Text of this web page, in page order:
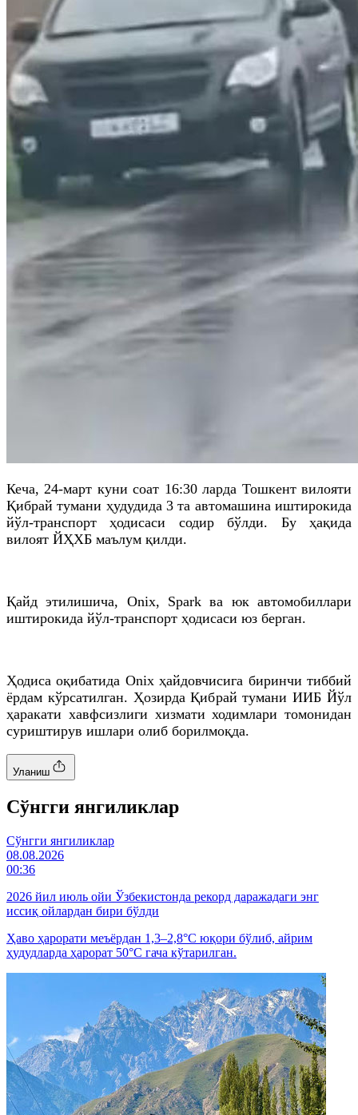
Кеча, 24-март куни соат 16:30 ларда Тошкент вилояти
Қибрай тумани ҳудудида 3 та автомашина иштирокида
йўл-транспорт ҳодисаси содир бўлди. Бу ҳақида
вилоят ЙҲХБ маълум қилди.
Қайд этилишича, Onix, Spark ва юк автомобиллари
иштирокида йўл-транспорт ҳодисаси юз берган.
Ҳодиса оқибатида Onix ҳайдовчисига биринчи тиббий
ёрдам кўрсатилган. Ҳозирда Қибрай тумани ИИБ Йўл
ҳаракати хавфсизлиги хизмати ходимлари томонидан
суриштирув ишлари олиб борилмоқда.
Уланиш
Cўнгги янгиликлар
Cўнгги янгиликлар
08.08.2026
00:36
2026 йил июль ойи Ўзбекистонда рекорд даражадаги энг
иссиқ ойлардан бири бўлди
Ҳаво ҳарорати меъёрдан 1,3–2,8°C юқори бўлиб, айрим
ҳудудларда ҳарорат 50°C гача кўтарилган.